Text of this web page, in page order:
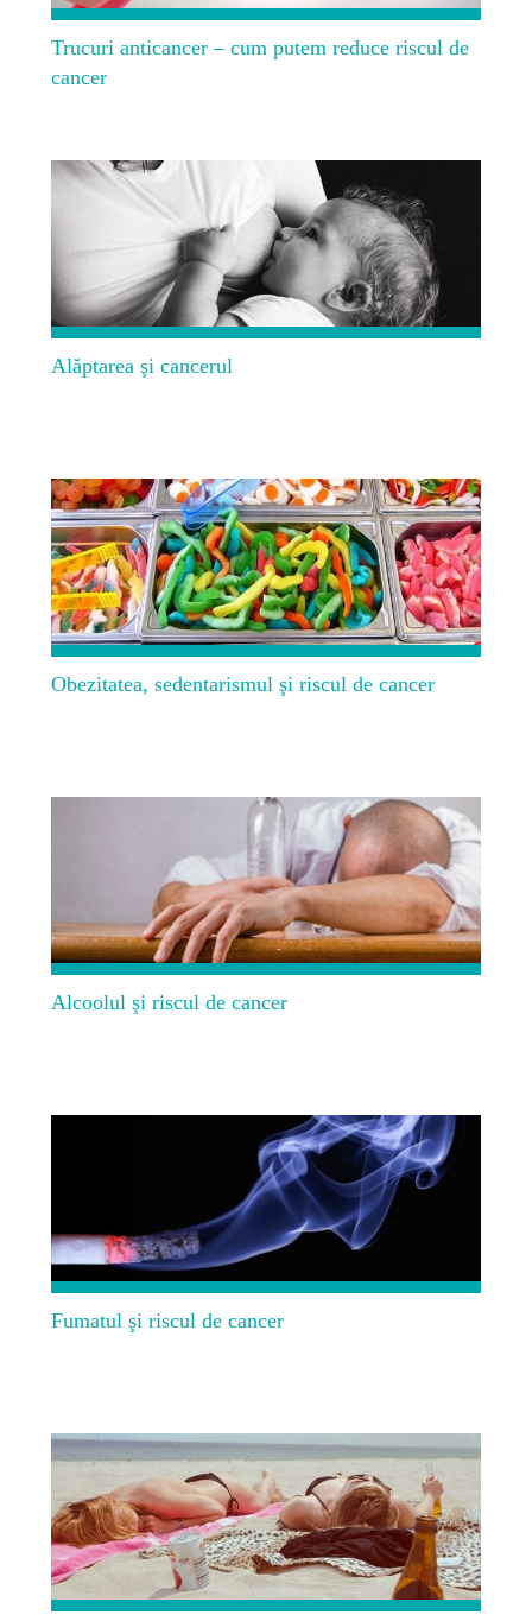
Trucuri anticancer – cum putem reduce riscul de
cancer
Alăptarea şi cancerul
Obezitatea, sedentarismul şi riscul de cancer
Alcoolul şi riscul de cancer
Fumatul şi riscul de cancer